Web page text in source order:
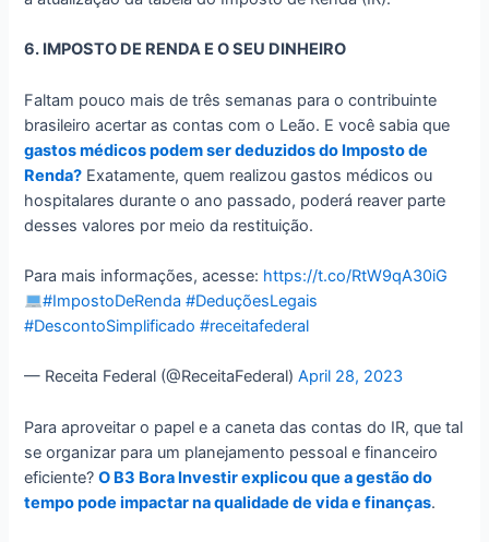
6. IMPOSTO DE RENDA E O SEU DINHEIRO
Faltam pouco mais de três semanas para o contribuinte
brasileiro acertar as contas com o Leão. E você sabia que
gastos médicos podem ser deduzidos do Imposto de
Renda? Exatamente, quem realizou gastos médicos ou
hospitalares durante o ano passado, poderá reaver parte
desses valores por meio da restituição.
Para mais informações, acesse: https://t.co/RtW9qA30iG
#ImpostoDeRenda #DeduçõesLegais
#DescontoSimplificado #receitafederal
— Receita Federal (@ReceitaFederal)April 28, 2023
Para aproveitar o papel e a caneta das contas do IR, que tal
se organizar para um planejamento pessoal e financeiro
eficiente?O B3 Bora Investir explicou que a gestão do
tempo pode impactar na qualidade de vida e finanças.